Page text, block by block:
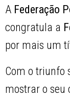
A Federação
congratula a
por mais um
Com o triunfo
mostrar o seu